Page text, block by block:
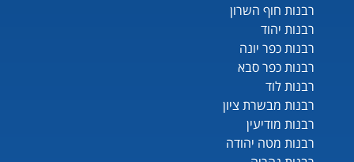
רבנות חוף השרון
רבנות יהוד
רבנות כפר יונה
רבנות כפר סבא
רבנות לוד
רבנות מבשרת ציון
רבנות מודיעין
רבנות מטה יהודה